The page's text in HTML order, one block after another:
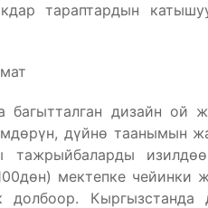
тараптардын
дизайн ой
дүйнө таанымын
тажрыйбаларды
мектепке
долбоор.